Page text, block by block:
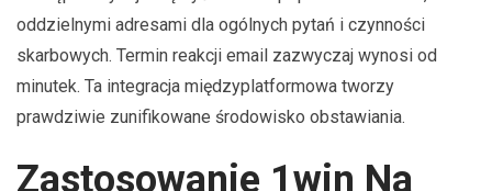
oddzielnymi adresami dla ogólnych pytań i czynności
skarbowych. Termin reakcji email zazwyczaj wynosi od
minutek. Ta integracja międzyplatformowa tworzy
prawdziwie zunifikowane środowisko obstawiania.
Zastosowanie 1win Na